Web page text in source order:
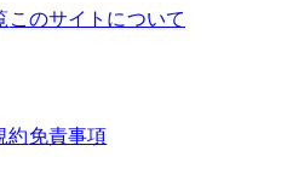
このサイトについて
約免責事項